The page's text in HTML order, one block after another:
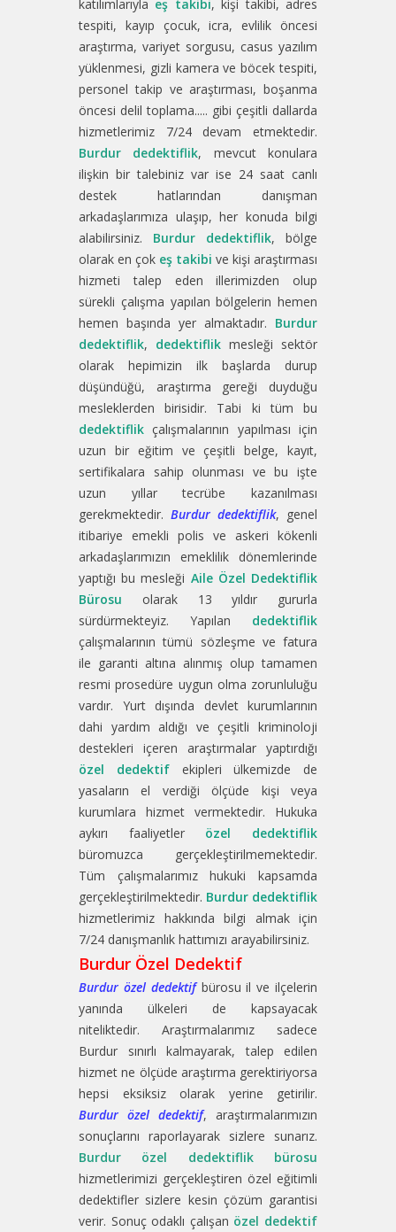
katılımlarıyla eş takibi, kişi takibi, adres
tespiti, kayıp çocuk, icra, evlilik öncesi
araştırma, variyet sorgusu, casus yazılım
yüklenmesi, gizli kamera ve böcek tespiti,
personel takip ve araştırması, boşanma
öncesi delil toplama..... gibi çeşitli dallarda
hizmetlerimiz 7/24 devam etmektedir.
Burdur dedektiflik, mevcut konulara
ilişkin bir talebiniz var ise 24 saat canlı
destek hatlarından danışman
arkadaşlarımıza ulaşıp, her konuda bilgi
alabilirsiniz. Burdur dedektiflik, bölge
olarak en çok eş takibi ve kişi araştırması
hizmeti talep eden illerimizden olup
sürekli çalışma yapılan bölgelerin hemen
hemen başında yer almaktadır. Burdur
dedektiflik, dedektiflik mesleği sektör
olarak hepimizin ilk başlarda durup
düşündüğü, araştırma gereği duyduğu
mesleklerden birisidir. Tabi ki tüm bu
dedektiflik çalışmalarının yapılması için
uzun bir eğitim ve çeşitli belge, kayıt,
sertifikalara sahip olunması ve bu işte
uzun yıllar tecrübe kazanılması
gerekmektedir. Burdur dedektiflik, genel
itibariye emekli polis ve askeri kökenli
arkadaşlarımızın emeklilik dönemlerinde
yaptığı bu mesleği Aile Özel Dedektiflik
Bürosu olarak 13 yıldır gururla
sürdürmekteyiz. Yapılan dedektiflik
çalışmalarının tümü sözleşme ve fatura
ile garanti altına alınmış olup tamamen
resmi prosedüre uygun olma zorunluluğu
vardır. Yurt dışında devlet kurumlarının
dahi yardım aldığı ve çeşitli kriminoloji
destekleri içeren araştırmalar yaptırdığı
özel dedektifekipleri ülkemizde de
yasaların el verdiği ölçüde kişi veya
kurumlara hizmet vermektedir. Hukuka
aykırı faaliyetler özel dedektiflik
büromuzca gerçekleştirilmemektedir.
Tüm çalışmalarımız hukuki kapsamda
gerçekleştirilmektedir. Burdur dedektiflik
hizmetlerimiz hakkında bilgi almak için
7/24 danışmanlık hattımızı arayabilirsiniz.
Burdur Özel Dedektif
Burdur özel dedektifbürosu il ve ilçelerin
yanında ülkeleri de kapsayacak
niteliktedir. Araştırmalarımız sadece
Burdur sınırlı kalmayarak, talep edilen
hizmet ne ölçüde araştırma gerektiriyorsa
hepsi eksiksiz olarak yerine getirilir.
Burdur özel dedektif, araştırmalarımızın
sonuçlarını raporlayarak sizlere sunarız.
Burdur özel dedektiflik bürosu
hizmetlerimizi gerçekleştiren özel eğitimli
dedektifler sizlere kesin çözüm garantisi
verir. Sonuç odaklı çalışan özel dedektif